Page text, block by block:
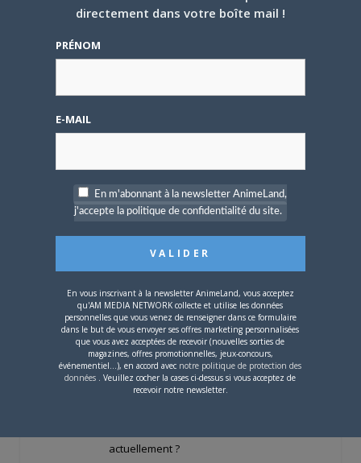
économiquement, je ne sais pas).
employés, il n’y a qu’une solution. La pub.
Offline
Ancien
Kuronoe
Citation (NdJ)
Mais pour que la chaîne rapporte de
l’argent pour au minimum payer ses
employés, il n’y a qu’une solution. La pub.
actuellement ?
directement dans votre boîte mail !
PRÉNOM
E-MAIL
En m'abonnant à la newsletter AnimeLand,
j'accepte la politique de confidentialité du site.
En vous inscrivant à la newsletter AnimeLand, vous acceptez
qu'AM MEDIA NETWORK collecte et utilise les données
personnelles que vous venez de renseigner dans ce formulaire
dans le but de vous envoyer ses offres marketing personnalisées
que vous avez acceptées de recevoir (nouvelles sorties de
magazines, offres promotionnelles, jeux-concours,
événementiel...), en accord avec notre politique de protection des
données . Veuillez cocher la cases ci-dessus si vous acceptez de
recevoir notre newsletter.